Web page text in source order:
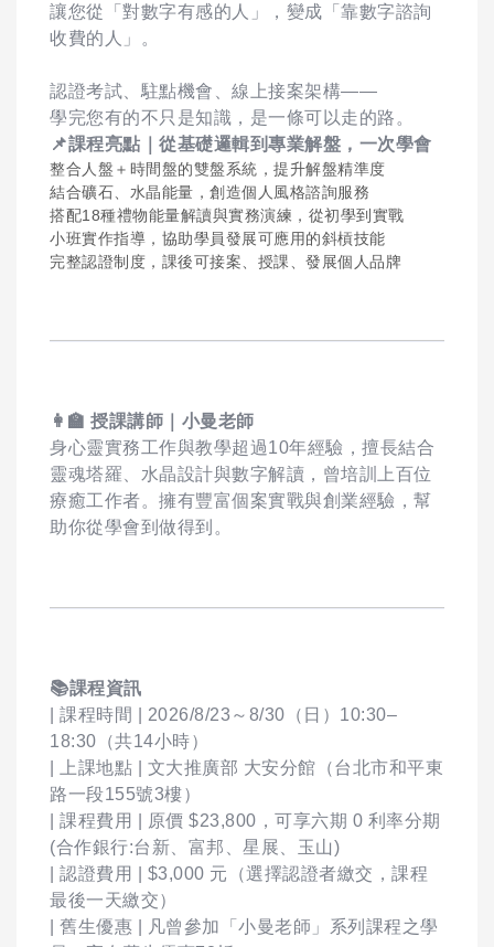
讓您從「對數字有感的人」，變成「靠數字諮詢
收費的人」。
認證考試、駐點機會、線上接案架構——
學完您有的不只是知識，是一條可以走的路。
📌課程亮點｜從基礎邏輯到專業解盤，一次學會
整合人盤＋時間盤的雙盤系統，提升解盤精準度
結合礦石、水晶能量，創造個人風格諮詢服務
搭配18種禮物能量解讀與實務演練，從初學到實戰
小班實作指導，協助學員發展可應用的斜槓技能
完整認證制度，課後可接案、授課、發展個人品牌
👩 授課講師｜小曼老師
身心靈實務工作與教學超過10年經驗，擅長結合
靈魂塔羅、水晶設計與數字解讀，曾培訓上百位
療癒工作者。擁有豐富個案實戰與創業經驗，幫
助你從學會到做得到。
📚課程資訊
| 課程時間 | 2026/8/23～8/30（日）10:30–
18:30（共14小時）
| 上課地點 | 文大推廣部 大安分館（台北市和平東
路一段155號3樓）
| 課程費用 | 原價 $23,800，可享六期 0 利率分期
(合作銀行:台新、富邦、星展、玉山)
| 認證費用 | $3,000 元（選擇認證者繳交，課程
最後一天繳交）
| 舊生優惠 | 凡曾參加「小曼老師」系列課程之學